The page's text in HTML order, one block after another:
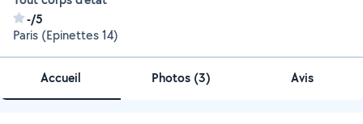
-/5
Paris (Epinettes 14)
Accueil Photos (3) Avis